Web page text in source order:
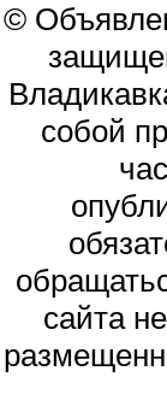
©
собой
сайта